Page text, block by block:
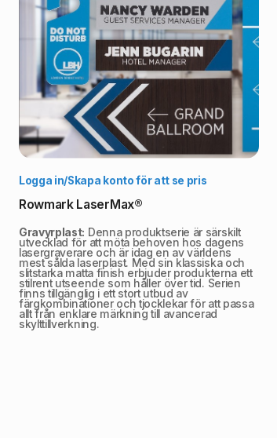
Logga in/Skapa konto för att se pris
Rowmark LaserMax®
Gravyrplast: Denna produktserie är särskilt
utvecklad för att möta behoven hos dagens
lasergraverare och är idag en av världens
mest sålda laserplast. Med sin klassiska och
slitstarka matta finish erbjuder produkterna ett
stilrent utseende som håller över tid. Serien
finns tillgänglig i ett stort utbud av
färgkombinationer och tjocklekar för att passa
allt från enklare märkning till avancerad
skylttillverkning.
Välj alternativ